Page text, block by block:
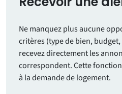
Ne manquez plus aucune
critères (type de bien,
recevez directement les
correspondent. Cette
à la demande de logement.